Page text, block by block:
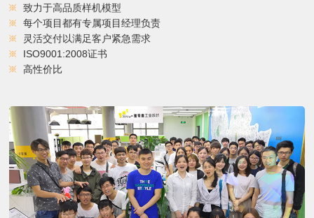
致力于高品质样机模型
每个项目都有专属项目经理负责
灵活交付以满足客户紧急需求
ISO9001:2008证书
高性价比